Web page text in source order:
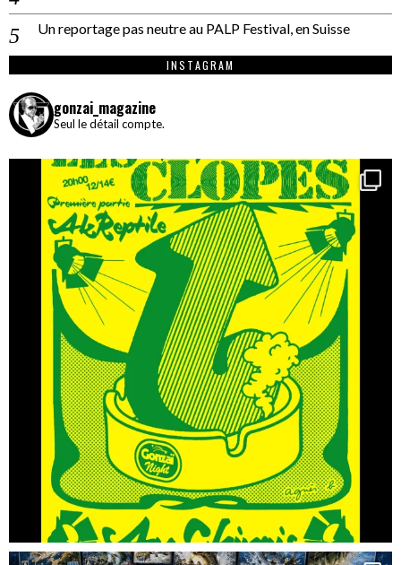
Un reportage pas neutre au PALP Festival, en Suisse
INSTAGRAM
gonzai_magazine
Seul le détail compte.